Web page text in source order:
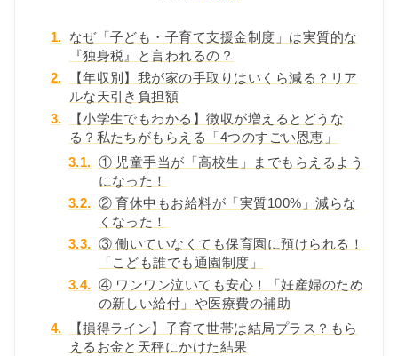
1. なぜ「子ども・子育て支援金制度」は実質的な
『独身税』と言われるの？
2.
【年収別】我が家の手取りはいくら減る？リア
ルな天引き負担額
3.
【小学生でもわかる】徴収が増えるとどうな
る？私たちがもらえる「4つのすごい恩恵」
3.1. ① 児童手当が「高校生」までもらえるよう
になった！
3.2. ② 育休中もお給料が「実質100%」減らな
くなった！
3.3. ③ 働いていなくても保育園に預けられる！
「こども誰でも通園制度」
3.4. ④ ワンワン泣いても安心！「妊産婦のため
の新しい給付」や医療費の補助
4.
【損得ライン】子育て世帯は結局プラス？もら
えるお金と天秤にかけた結果